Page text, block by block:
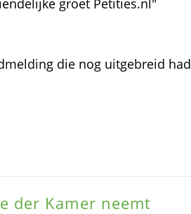
groet Petities.nl"
die nog uitgebreid had
der Kamer neemt